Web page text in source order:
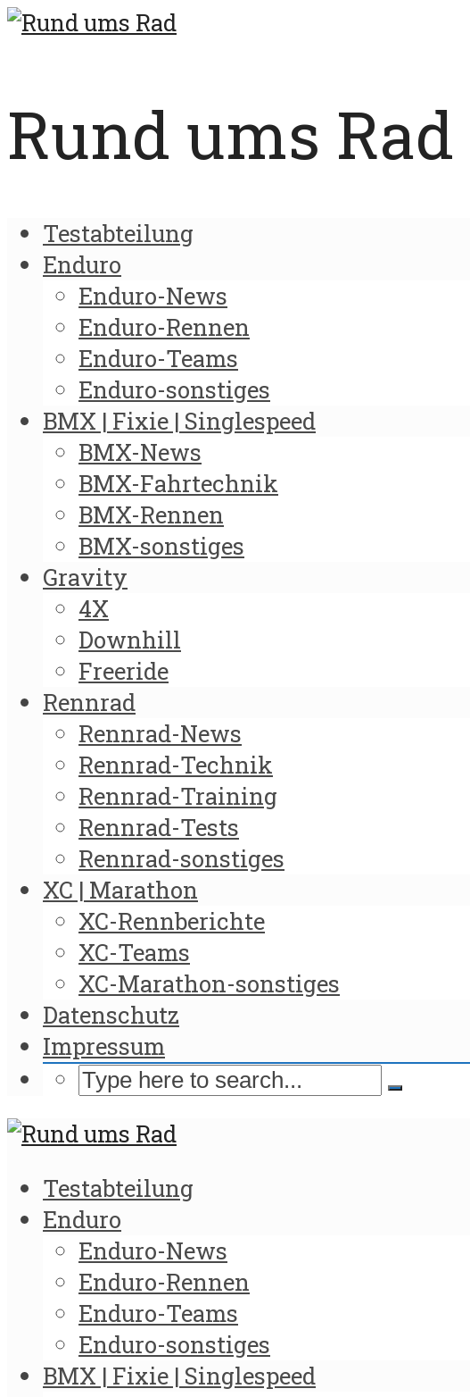
Rund ums
Testabteilung
Enduro
Enduro-News
Enduro-Rennen
Enduro-Teams
Enduro-sonstiges
BMX | Fixie | Singlespeed
BMX-News
BMX-Fahrtechnik
BMX-Rennen
BMX-sonstiges
Gravity
4X
Downhill
Freeride
Rennrad
Rennrad-News
Rennrad-Technik
Rennrad-Training
Rennrad-Tests
Rennrad-sonstiges
XC | Marathon
XC-Rennberichte
XC-Teams
XC-Marathon-sonstiges
Datenschutz
Impressum
Testabteilung
Enduro
Enduro-News
Enduro-Rennen
Enduro-Teams
Enduro-sonstiges
BMX | Fixie | Singlespeed